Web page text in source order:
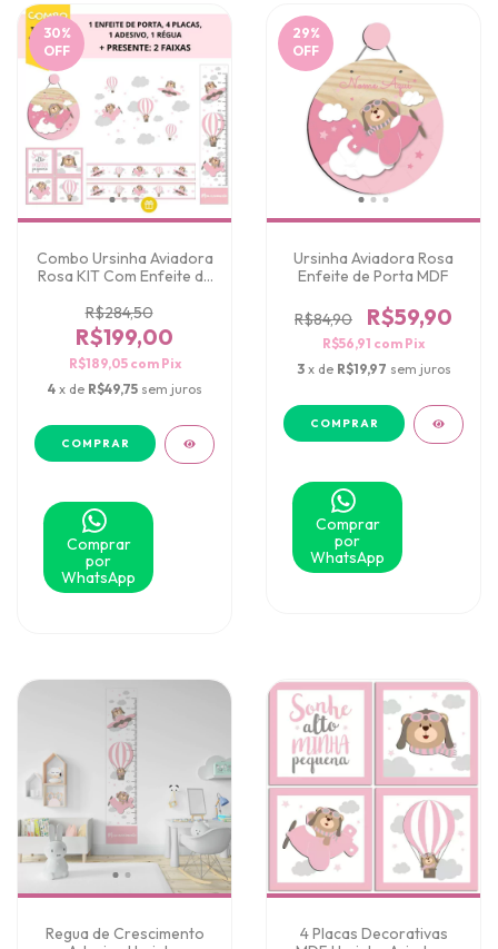
30%
OFF
Combo Ursinha Aviadora
Rosa KIT Com Enfeite de
R$284,50
R$199,00
R$189,05 com Pix
4 x de R$49,75 sem juros
Comprar
por
WhatsApp
29%
OFF
Ursinha Aviadora Rosa
Enfeite de Porta MDF
R$84,90 R$59,90
R$56,91 com Pix
3 x de R$19,97 sem juros
Comprar
por
WhatsApp
Regua de Crescimento
4 Placas Decorativas